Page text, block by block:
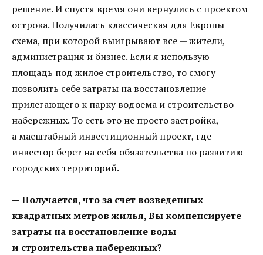
решение. И спустя время они вернулись с проектом
острова. Получилась классическая для Европы
схема, при которой выигрывают все — жители,
администрация и бизнес. Если я использую
площадь под жилое строительство, то смогу
позволить себе затраты на восстановление
прилегающего к парку водоема и строительство
набережных. То есть это не просто застройка,
а масштабный инвестиционный проект, где
инвестор берет на себя обязательства по развитию
городских территорий.
— Получается, что за счет возведенных
квадратных метров жилья, Вы компенсируете
затраты на восстановление воды
и строительства набережных?